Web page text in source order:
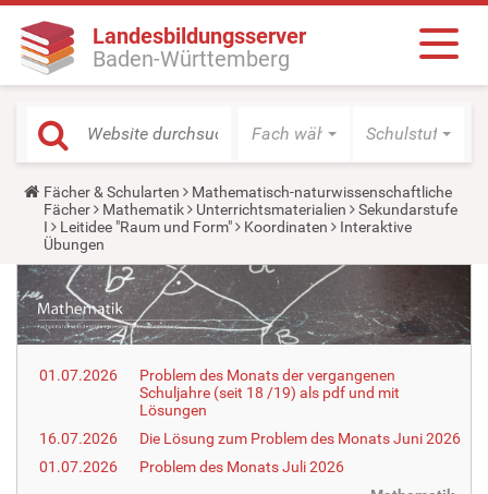
Landesbildungsserver
Baden-Württemberg
Fach wählen Schulstufe
Y
o
u
a
r
e
h
e
r
e
Fächer & Schularten
Mathematisch-naturwissenschaftliche
Fächer
Mathematik Unterrichtsmaterialien
Sekundarstufe
I
Leitidee "Raum und Form" Koordinaten
Interaktive
Übungen
01.07.2026
Problem des Monats der vergangenen
Schuljahre (seit 18 /19) als pdf und mit
Lösungen
16.07.2026
Die Lösung zum Problem des Monats Juni 2026
01.07.2026
Problem des Monats Juli 2026